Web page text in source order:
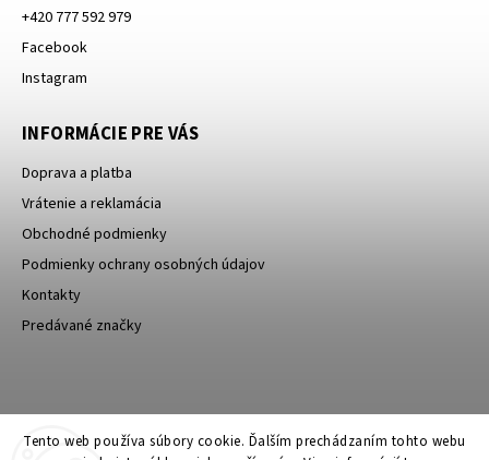
Tento web používa súbory cookie. Ďalším prechádzaním tohto webu
+420 777 592 979
Facebook
Instagram
INFORMÁCIE PRE VÁS
Doprava a platba
Vrátenie a reklamácia
Obchodné podmienky
Podmienky ochrany osobných údajov
Kontakty
Predávané značky
Bagin.cz